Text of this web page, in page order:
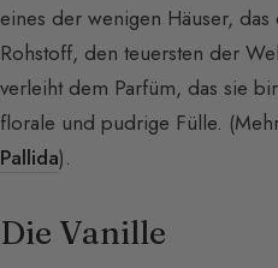
eines der wenigen Häuser,
Rohstoff, den teuersten der
verleiht dem Parfüm, das sie
florale und pudrige Fülle.
Pallida).
Die Vanille